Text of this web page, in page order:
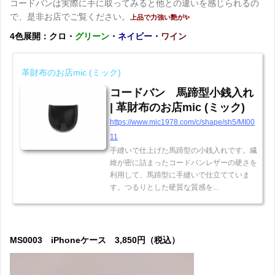
コードバンは実際に手に取ってみると他との違いを感じられるの
で、是非お店でご覧ください。
上品で力強い艶が✨
4色展開：クロ・ グリーン ・ ネイビー ・ ワイン
革財布のお店mic (ミック)
コードバン 馬蹄型小銭入れ
| 革財布のお店mic (ミック)
https://www.mic1978.com/c/shape/sh5/MI00
11
手縫いで仕上げた馬蹄型の小銭入れです。繊
維が密に詰まったコードバンレザーの硬さを
利用して、馬蹄型に手縫いで仕立てていま
す。つるりとした硬質な質感を...
MS0003 iPhoneケース 3,850円（税込）